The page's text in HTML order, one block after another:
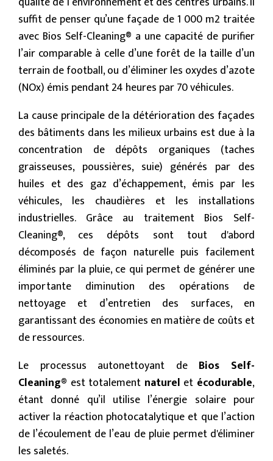
suffit de penser qu’une façade de 1 000 m2 traitée
avec Bios Self-Cleaning® a une capacité de purifier
l’air comparable à celle d’une forêt de la taille d’un
terrain de football, ou d’éliminer les oxydes d’azote
(NOx) émis pendant 24 heures par 70 véhicules.
La cause principale de la détérioration des façades
des bâtiments dans les milieux urbains est due à la
concentration de dépôts organiques (taches
graisseuses, poussières, suie) générés par des
huiles et des gaz d’échappement, émis par les
véhicules, les chaudières et les installations
industrielles. Grâce au traitement Bios Self-
Cleaning®, ces dépôts sont tout d'abord
décomposés de façon naturelle puis facilement
éliminés par la pluie, ce qui permet de générer une
importante diminution des opérations de
nettoyage et d’entretien des surfaces, en
garantissant des économies en matière de coûts et
de ressources.
Le processus autonettoyant de Bios Self-
Cleaning® est totalement naturel et écodurable,
étant donné qu’il utilise l’énergie solaire pour
activer la réaction photocatalytique et que l’action
de l’écoulement de l’eau de pluie permet d'éliminer
les saletés.